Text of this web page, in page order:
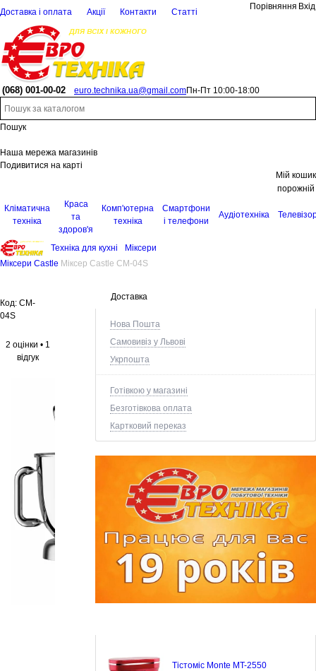
Доставка і оплата Акції Контакти Статті
Порівняння Вхід
(068) 001-00-02 euro.technika.ua@gmail.comПн-Пт 10:00-18:00
Пошук
Наша мережа магазинів
Подивитися на карті
Мій кошик
порожній
Кліматична
техніка
Краса
та
здоров'я
Комп'ютерна
техніка
Смартфони
і телефони
Аудіотехніка
Техніка для кухні
Міксери
Міксери Castle Міксер Castle CM-04S
Доставка
Нова Пошта
Самовивіз у Львові
Укрпошта
Готівкою у магазині
Безготівкова оплата
Картковий переказ
Тістоміс Monte MT-2550
Код: CM-
04S
2 оцінки • 1
відгук